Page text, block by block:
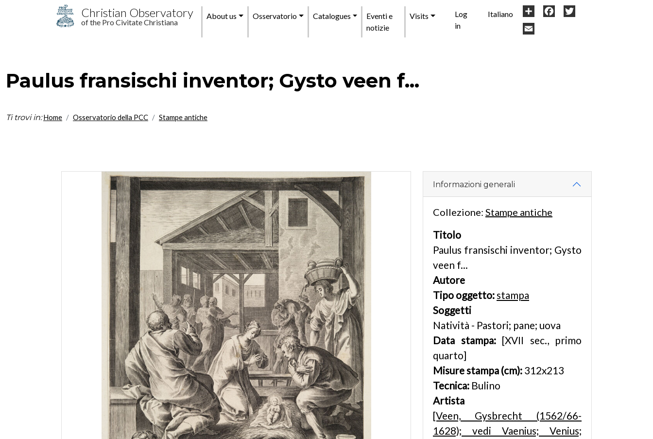
Skip to main content
Christian Observatory
of the Pro Civitate Christiana
Menu
About us Osservatorio Catalogues
Eventi e
notizie
Visits
User
account
Log
in
Italiano Share Facebook
Paulus fransischi inventor; Gysto veen f...
Ti trovi in: Home Osservatorio della PCC Stampe antiche
Informazioni generali
Collezione: Stampe antiche
Titolo
Paulus fransischi inventor; Gysto
veen f...
Autore
Tipo oggetto:stampa
Soggetti
Natività - Pastori; pane; uova
Data stampa: [XVII sec., primo
quarto]
Misure stampa (cm): 312x213
Tecnica: Bulino
Artista
[Veen, Gysbrecht (1562/66-
1628); vedi Vaenius; Venius;